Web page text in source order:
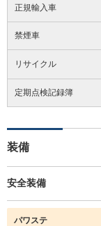
正規輸入車
禁煙車
リサイクル
定期点検記録簿
装備
安全装備
パワステ